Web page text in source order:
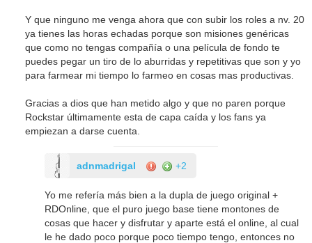
Y que ninguno me venga ahora que con subir los roles a nv. 20
ya tienes las horas echadas porque son misiones genéricas
que como no tengas compañía o una película de fondo te
puedes pegar un tiro de lo aburridas y repetitivas que son y yo
para farmear mi tiempo lo farmeo en cosas mas productivas.
Gracias a dios que han metido algo y que no paren porque
Rockstar últimamente esta de capa caída y los fans ya
empiezan a darse cuenta.
adnmadrigal +2
Yo me refería más bien a la dupla de juego original +
RDOnline, que el puro juego base tiene montones de
cosas que hacer y disfrutar y aparte está el online, al cual
le he dado poco porque poco tiempo tengo, entonces no